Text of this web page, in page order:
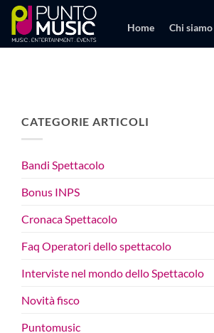
Salta
contenuti
Home Chi siamo
CATEGORIE ARTICOLI
Bandi Spettacolo
Bonus INPS
Cronaca Spettacolo
Faq Operatori dello spettacolo
Interviste nel mondo dello Spettacolo
Novità fisco
Puntomusic